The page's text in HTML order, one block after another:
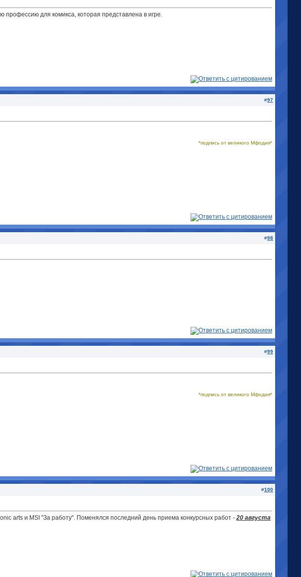
профессию для комикса, которая представлена в игре.
#97
*подпись от великого Мфодия*
#98
#99
*подпись от великого Мфодия*
#100
arts и MSI "За работу". Поменялся последний день приема конкурсных работ - 20 августа